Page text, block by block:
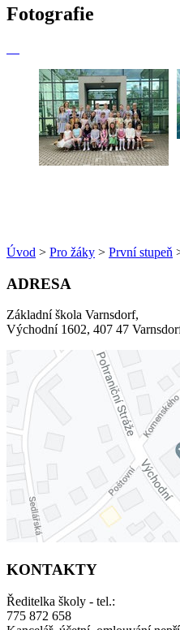
Fotografie
Úvod > Pro žáky > První stupeň
ADRESA
Základní škola Varnsdorf,
Východní 1602, 407 47
KONTAKTY
Ředitelka školy - tel.:
775 872 658